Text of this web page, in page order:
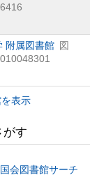
附属図書館 図
表示
がす
会図書館サーチ